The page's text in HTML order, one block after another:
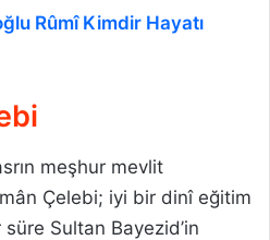
Rûmî Kimdir Hayatı
meşhur mevlit
Çelebi; iyi bir dinî eğitim
Sultan Bayezid’in